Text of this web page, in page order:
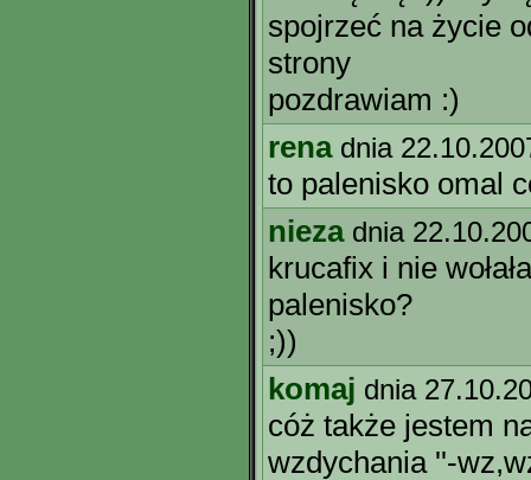
spojrzeć na życie
strony
pozdrawiam :)
rena dnia
to palenisko omal
nieza dnia
krucafix i nie
palenisko?
;))
komaj dnia
cóż także jestem
wzdychania ''-